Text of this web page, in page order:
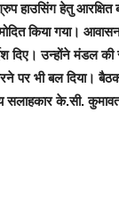
हाउसिंग हेतु आरक्षित
किया गया।
दिए। उन्होंने मंडल की
पर भी बल दिया।
सलाहकार के.सी.